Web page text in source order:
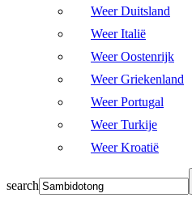
Weer Duitsland
Weer Italië
Weer Oostenrijk
Weer Griekenland
Weer Portugal
Weer Turkije
Weer Kroatië
search